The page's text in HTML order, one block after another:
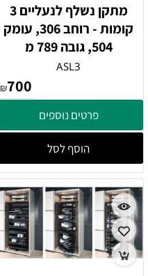
מתקן נשלף לנעליים 3
קומות - רוחב 306, עומק
504, גובה 789 מ
ASL3
₪700
פרטים נוספים
הוסף לסל